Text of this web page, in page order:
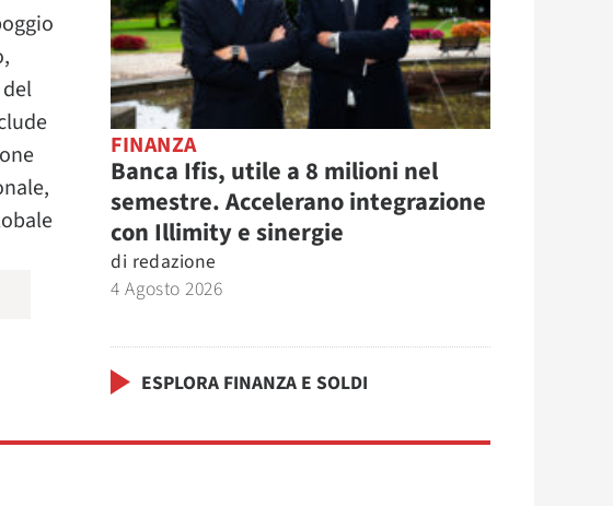
FINANZA
Banca Ifis, utile a 8 milioni nel
semestre. Accelerano integrazione
con Illimity e sinergie
di redazione
4 Agosto 2026
ESPLORA FINANZA E SOLDI